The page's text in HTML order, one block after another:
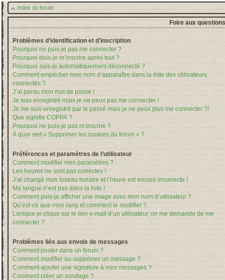
Index du forum
Foire aux
Problèmes d’identification et d’inscription
Pourquoi ne puis-je pas me connecter ?
Pourquoi dois-je m’inscrire après tout ?
Pourquoi suis-je automatiquement déconnecté ?
Comment empêcher mon nom d’apparaître dans la liste des utilisateurs
connectés ?
J’ai perdu mon mot de passe !
Je suis enregistré mais je ne peux pas me connecter !
Je me suis enregistré par le passé mais je ne peux plus me connecter ?!
Que signifie COPPA ?
Pourquoi ne puis-je pas m’inscrire ?
À quoi sert « Supprimer les cookies du forum » ?
Préférences et paramètres de l’utilisateur
Comment modifier mes paramètres ?
Les heures ne sont pas correctes !
J’ai changé mon fuseau horaire et l’heure est encore incorrecte !
Ma langue n’est pas dans la liste !
Comment puis-je afficher une image avec mon nom d’utilisateur ?
Qu’est-ce que mon rang et comment le modifier ?
Lorsque je clique sur le lien e-mail d’un utilisateur, on me demande de me
connecter ?
Problèmes liés aux envois de messages
Comment poster dans un forum ?
Comment modifier ou supprimer un message ?
Comment ajouter une signature à mes messages ?
Comment créer un sondage ?